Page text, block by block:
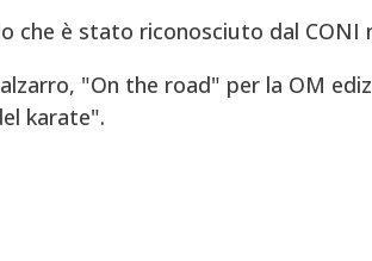
è stato riconosciuto dal CONI
"On the road" per la OM
karate".